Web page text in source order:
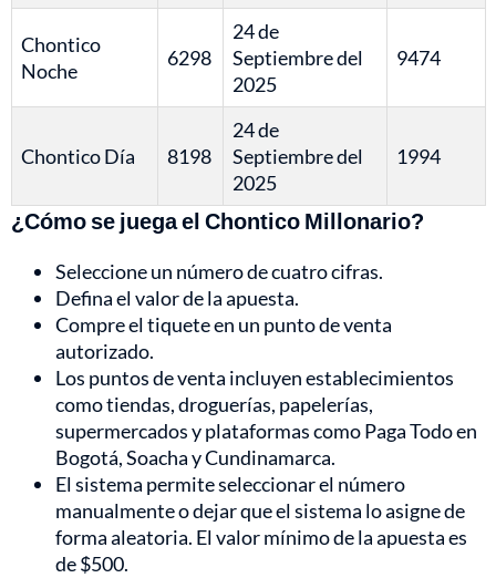
Chontico
Noche
6298
24 de
Septiembre del
2025
9474
Chontico Día 8198
24 de
Septiembre del
2025
1994
¿Cómo se juega el Chontico Millonario?
Seleccione un número de cuatro cifras.
Defina el valor de la apuesta.
Compre el tiquete en un punto de venta
autorizado.
Los puntos de venta incluyen establecimientos
como tiendas, droguerías, papelerías,
supermercados y plataformas como Paga Todo en
Bogotá, Soacha y Cundinamarca.
El sistema permite seleccionar el número
manualmente o dejar que el sistema lo asigne de
forma aleatoria. El valor mínimo de la apuesta es
de $500.